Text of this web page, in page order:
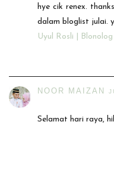
hye cik renex.
dalam bloglist julai.
Uyul Rosli |
NOOR MAIZAN
Selamat hari raya,